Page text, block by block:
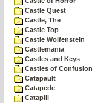
Castle Quest
Castle, The
Castle Top
Castle Wolfenstein
Castlemania
Castles and Keys
Castles of Confusion
Catapault
Catapede
Catapill